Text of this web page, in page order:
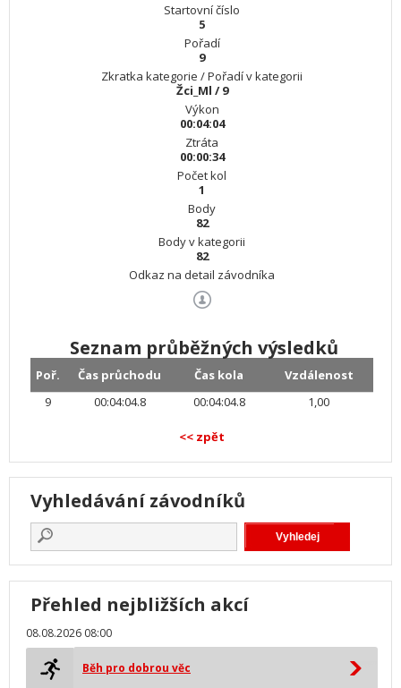
Startovní číslo
5
Pořadí
9
Zkratka kategorie / Pořadí v kategorii
Žci_Ml / 9
Výkon
00:04:04
Ztráta
00:00:34
Počet kol
1
Body
82
Body v kategorii
82
Odkaz na detail závodníka
Seznam průběžných výsledků
Poř. Čas průchodu Čas kola
Vzdálenost
9
00:04:04.8 00:04:04.8 1,00
<< zpět
Vyhledávání závodníků
Přehled nejbližších akcí
08.08.2026 08:00
Běh pro dobrou věc